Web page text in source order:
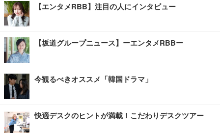
【エンタメRBB】注目の人にインタビュー
【坂道グループニュース】ーエンタメRBBー
今観るべきオススメ「韓国ドラマ」
快適デスクのヒントが満載！こだわりデスクツアー